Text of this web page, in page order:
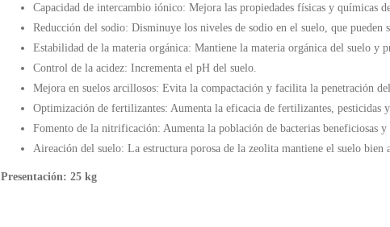
Capacidad de intercambio iónico: Mejora las propiedades físicas y químicas
Reducción del sodio: Disminuye los niveles de sodio en el suelo, que pueden
Estabilidad de la materia orgánica: Mantiene la materia orgánica del suelo y
Control de la acidez: Incrementa el pH del suelo.
Mejora en suelos arcillosos: Evita la compactación y facilita la penetración del
Optimización de fertilizantes: Aumenta la eficacia de fertilizantes, pesticidas
Fomento de la nitrificación: Aumenta la población de bacterias beneficiosas
Aireación del suelo: La estructura porosa de la zeolita mantiene el suelo bien
Presentación: 25 kg